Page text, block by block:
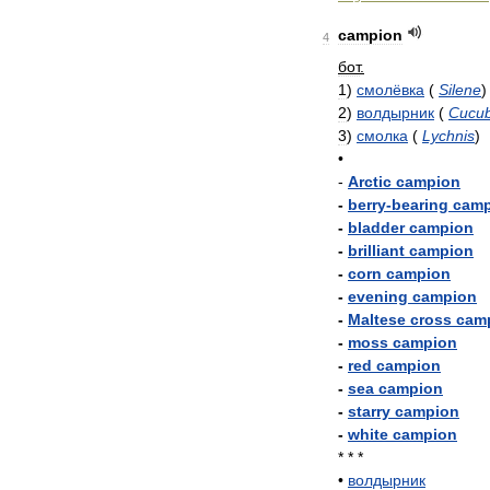
4
campion
бот.
1) смолёвка ( Silene)
2) волдырник (
3) смолка ( Lychnis)
•
- Arctic campion
- berry-bearing
- bladder campion
- brilliant campion
- corn campion
- evening campion
- Maltese cross
- moss campion
- red campion
- sea campion
- starry campion
- white campion
* * *
• волдырник